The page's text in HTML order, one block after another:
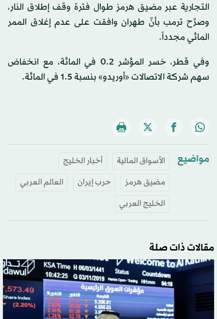
التجارية عبر مضيق هرمز طوال فترة وقف إطلاق النار،
وصرَّح ترمب بأنَّ طهران وافقت على عدم إغلاق الممر
المائي مجدداً.
وفي قطر، خسر المؤشر 0.2 في المائة، مع انخفاض
سهم شركة الاتصالات «أوريدو» بنسبة 1.5 في المائة.
مواضيع الأسواق المالية
أخبار الخليج
مضيق هرمز
حرب إيران
العالم العربي
الخليج العربي
مقالات ذات صلة